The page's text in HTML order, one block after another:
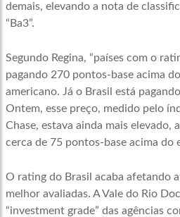
demais, elevando a nota de
“Ba3”.
Segundo Regina, “países com o
pagando 270 pontos-base acima
americano. Já o Brasil está
Ontem, esse preço, medido pelo
Chase, estava ainda mais elevado,
cerca de 75 pontos-base acima do
O rating do Brasil acaba afetando
melhor avaliadas. A Vale do Rio
“investment grade” das agências